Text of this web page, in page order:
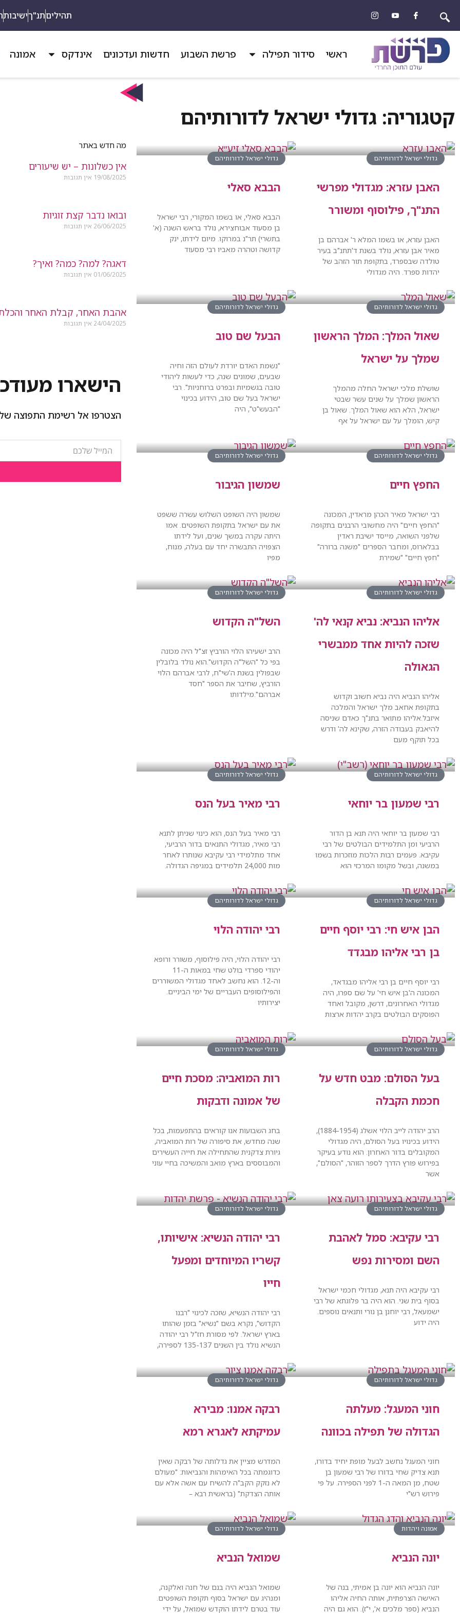
תהיליםתנ"ךישיבות
ראשי סידור תפילה פרשת השבוע חדשות ועדכונים אינדקס אמונה
קטגוריה: גדולי ישראל לדורותיהם
גדולי ישראל לדורותיהם
האבן עזרא: מגדולי מפרשי
התנ"ך, פילוסוף ומשורר
האבן עזרא, או בשמו המלא ר' אברהם בן
מאיר אבן עזרא, נולד בשנת ד'תתנ"ב בעיר
טולדה שבספרד, בתקופת תור הזהב של
יהדות ספרד. היה מגדולי
גדולי ישראל לדורותיהם
הבבא סאלי
הבבא סאלי, או בשמו המקורי, רבי ישראל
בן מסעוד אבוחצירא, נולד בראש השנה (א'
בתשרי) תר"נ במרוקו. מיום לידתו, ינק
קדושה וטהרה מאביו רבי מסעוד
גדולי ישראל לדורותיהם
שאול המלך: המלך הראשון
שמלך על ישראל
שושלת מלכי ישראל החלה מהמלך
הראשון שמלך על שנים עשר שבטי
ישראל, הלא הוא שאול המלך. שאול בן
קיש, הומלך על עם ישראל על אף
גדולי ישראל לדורותיהם
הבעל שם טוב
"נשמת האדם יורדת לעולם הזה וחיה
שבעים, שמונים שנה, כדי לעשות ליהודי
טובה בגשמיות ובפרט ברוחניות". רבי
ישראל בעל שם טוב, הידוע בכינוי
"הבעש"ט", היה
גדולי ישראל לדורותיהם
החפץ חיים
רבי ישראל מאיר הכהן מראדין, המכונה
"החפץ חיים" היה מחשובי הרבנים בתקופה
שלפני השואה, מייסד ישיבת ראדין
בבלארוס, ומחבר הספרים "משנה ברורה"
"חפץ חיים" "שמירת
גדולי ישראל לדורותיהם
שמשון הגיבור
שמשון היה השופט השלוש עשרה ששפט
את עם ישראל בתקופת השופטים. אמו
היתה עקרה במשך שנים, ועל לידתו
הצפויה התבשרה יחד עם בעלה, מנוח,
מפיו
גדולי ישראל לדורותיהם
אליהו הנביא: נביא קנאי לה'
שזכה להיות אחד ממבשרי
הגאולה
אליהו הנביא היה נביא חשוב וקדוש
בתקופת אחאב מלך ישראל והמלכה
איזבל.אליהו מתואר בתנ"ך כאדם שניסה
להיאבק בעבודה הזרה, שקינא לה' ודרש
בכל תוקף מעם
גדולי ישראל לדורותיהם
השל"ה הקדוש
הרב ישעיהו הלוי הורביץ זצ"ל היה מכונה
בפי כל "השל"ה הקדוש".הוא נולד בלובלין
שבפולין בשנת ה'שי"ח, לרבי אברהם הלוי
הורביץ, שחיבר את הספר "חסד
אברהם".מילדותו
גדולי ישראל לדורותיהם
רבי שמעון בר יוחאי
רבי שמעון בר יוחאי היה תנא בן הדור
הרביעי ומן התלמידים הבולטים של רבי
עקיבא. פעמים רבות הלכות מוזכרות בשמו
במשנה, ובשל מקומו המרכזי הוא
גדולי ישראל לדורותיהם
רבי מאיר בעל הנס
רבי מאיר בעל הנס, הוא כינוי שניתן לתנא
רבי מאיר, מגדולי התנאים בדור הרביעי,
אחד מתלמידי רבי עקיבא שנותרו לאחר
מות 24,000 תלמידים במגיפה הגדולה.
גדולי ישראל לדורותיהם
הבן איש חי: רבי יוסף חיים
בן רבי אליהו מבגדד
רבי יוסף חיים בן רבי אליהו מבגדאד,
המכונה ה'בן איש חי' על שם ספרו, היה
מגדולי האחרונים, דרשן, מקובל ואחד
הפוסקים הבולטים בקרב יהדות ארצות
גדולי ישראל לדורותיהם
רבי יהודה הלוי
רבי יהודה הלוי, היה פילוסוף, משורר ורופא
יהודי ספרדי בולט שחי במאות ה-11
וה-12. הוא נחשב לאחד מגדולי המשוררים
והפילוסופים העבריים של ימי הביניים.
יצירותיו
גדולי ישראל לדורותיהם
בעל הסולם: מבט חדש על
חכמת הקבלה
הרב יהודה לייב הלוי אשלג (1884-1954),
הידוע בכינויו בעל הסולם, היה מגדולי
המקובלים בדור האחרון. הוא נודע בעיקר
בפירוש פורץ הדרך לספר הזוהר, "הסולם",
אשר
גדולי ישראל לדורותיהם
רות המואביה: מסכת חיים
של אמונה ודבקות
בחג השבועות אנו קוראים בהתפעמות, בכל
שנה מחדש, את סיפורה של רות המואביה,
גיורת צדקנית שהתחילה את חייה העשירים
והמבוססים בארץ מואב והמשיכה בחיי עוני
גדולי ישראל לדורותיהם
רבי עקיבא: סמל לאהבת
השם ומסירות נפש
רבי עקיבא היה תנא, מגדולי חכמי ישראל
בסוף בית שני. הוא היה בר פלוגתא של רבי
ישמעאל, רבי יוחנן בן נורי ותנאים נוספים.
היה ידוע
גדולי ישראל לדורותיהם
רבי יהודה הנשיא: אישיותו,
קשריו המיוחדים ומפעל
חייו
רבי יהודה הנשיא, שזכה לכינוי "רבנו
הקדוש", נקרא בשם "נשיא" בזמן שהותו
בארץ ישראל. לפי מסורת חז"ל רבי יהודה
הנשיא נולד בין השנים 135-137 לספירה,
גדולי ישראל לדורותיהם
חוני המעגל: מעלתה
הגדולה של תפילה בכוונה
חוני המעגל נחשב לבעל מופת יחיד בדורו,
תנא צדיק שחי בדורו של רבי שמעון בן
שטח, מן המאה ה-1 לפני הספירה. על פי
פירוש רש"י
גדולי ישראל לדורותיהם
רבקה אמנו: מבירא
עמיקתא לאגרא רמא
המדרש מציין את גדלותה של רבקה שאין
כדוגמתה בכל האימהות והנביאות: "מעולם
לא נזקק הקב"ה להשיח עם אשה אלא עם
אותה הצדקת" (בראשית רבא –
אמונה ויהדות
יונה הנביא
יונה הנביא הוא יונה בן אמיתי, בנה של
האישה הצרפתית, אותה החיה אליהו
הנביא (ספר מלכים א', י"ז). הוא גם היה
גדולי ישראל לדורותיהם
שמואל הנביא
שמואל הנביא היה בנם של חנה ואלקנה,
ומנהיג עם ישראל בסוף תקופת השופטים.
עוד בטרם לידתו הוקדש שמואל, על ידי
מה חדש באתר
אין כשלונות – יש שיעורים
19/08/2025 אין תגובות
ובואו נדבר קצת זוגיות
26/06/2025 אין תגובות
דאגה? למה? כמה? ואיך?
01/06/2025 אין תגובות
אהבת האחר, קבלת האחר
24/04/2025 אין תגובות
הישארו
הצטרפו אל רשימת התפוצה